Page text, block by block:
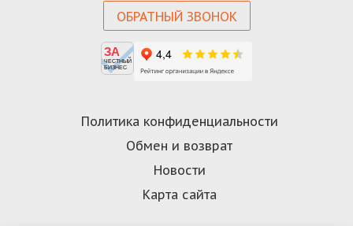
Политика конфиденциальности
Обмен и возврат
Новости
Карта сайта
ОБРАТНЫЙ ЗВОНОК
ЗА
ЧЕСТНЫЙ
БИЗНЕС